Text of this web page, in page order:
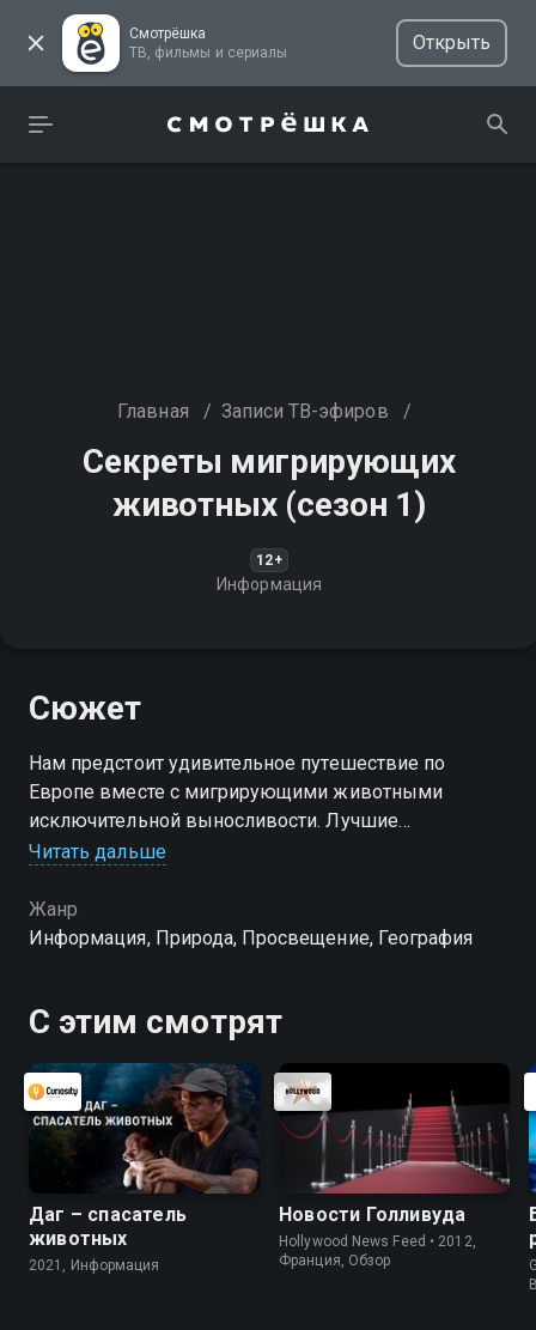
Смотрёшка
ТВ, фильмы и сериалы
Открыть
Главная / Записи ТВ-эфиров /
Секреты мигрирующих
животных (сезон 1)
12+
Информация
Сюжет
Нам предстоит удивительное путешествие по
Европе вместе с мигрирующими животными
исключительной выносливости. Лучшие
специалисты расскажут нам об их впечатляющих
Посмотреть онлайн 1 сезон сериала Секреты
Читать дальше
Жанр
Информация, Природа, Просвещение, География
С этим смотрят
Даг – спасатель
животных
2021, Информация
Новости Голливуда
Hollywood News Feed • 2012,
Франция, Обзор